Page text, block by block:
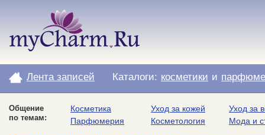
Лента записей Каталоги: косметики и
Общение
по темам:
Косметика
Парфюмерия
Уход за кожей
Косметология
Уход за
Мода и